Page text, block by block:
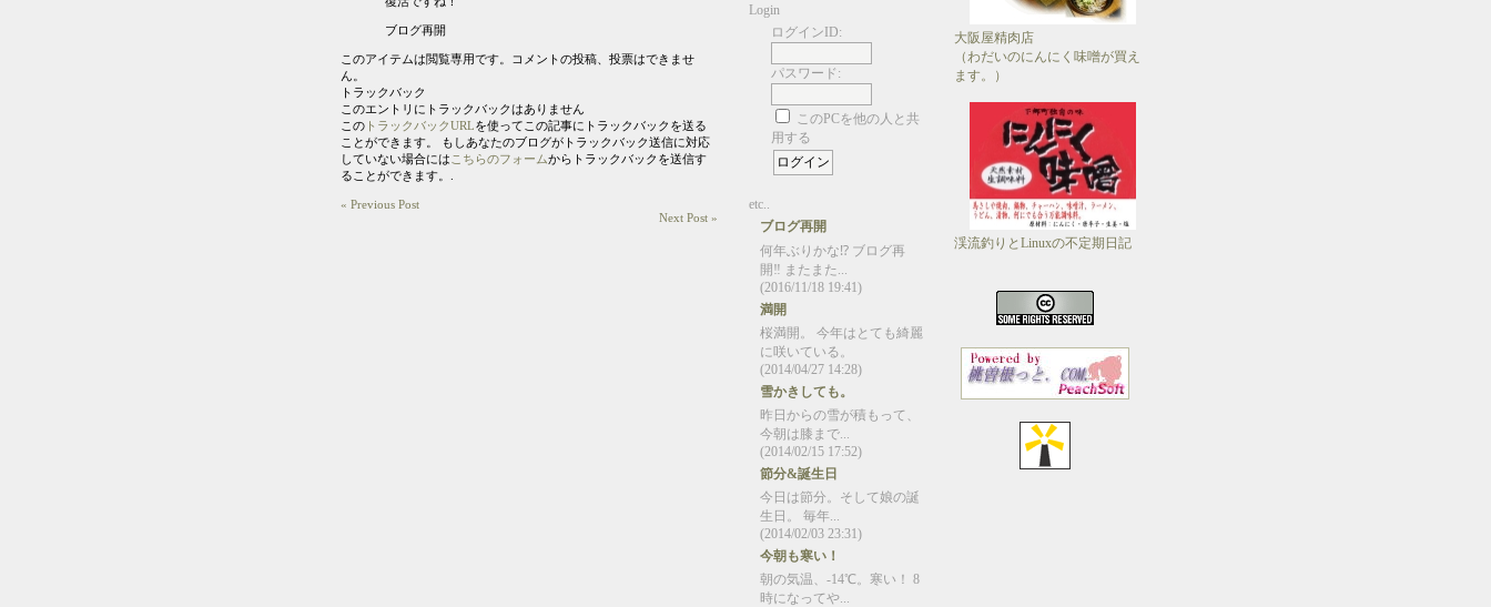
ブログ再開
このアイテムは閲覧専用です。コメントの投稿、投票はできませ
ん。
トラックバック
このエントリにトラックバックはありません
この トラックバックURLを使ってこの記事にトラックバックを送る
ことができます。 もしあなたのブログがトラックバック送信に対応
していない場合には こちらのフォームからトラックバックを送信す
ることができます。.
« Previous Post
Next Post »
Login
ログインID:
パスワード:
このPCを他の人と共
用する
etc..
ブログ再開
何年ぶりかな⁉️ ブログ再
開‼️ またまた...
(2016/11/18 19:41)
満開
桜満開。 今年はとても綺麗
に咲いている。
(2014/04/27 14:28)
雪かきしても。
昨日からの雪が積もって、
今朝は膝まで...
(2014/02/15 17:52)
節分&誕生日
今日は節分。そして娘の誕
生日。 毎年...
(2014/02/03 23:31)
今朝も寒い！
朝の気温、-14℃。寒い！ 8
時になってや...
大阪屋精肉店
（わだいのにんにく味噌が買え
ます。）
渓流釣りとLinuxの不定期日記